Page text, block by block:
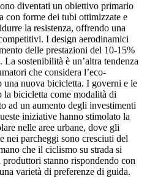
diventati un obiettivo primario
con forme dei tubi ottimizzate e
la resistenza, offrendo una
I design aerodinamici
delle prestazioni del 10-15%
sostenibilità è un’altra tendenza
che considera l’eco-
una nuova bicicletta. I governi e le
bicicletta come modalità di
ad un aumento degli investimenti
iniziative hanno stimolato la
nelle aree urbane, dove gli
nei parcheggi sono cresciuti del
che il ciclismo su strada si
stanno rispondendo con
varietà di preferenze di guida.